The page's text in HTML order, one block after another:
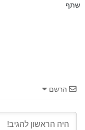
שתף
הרשם